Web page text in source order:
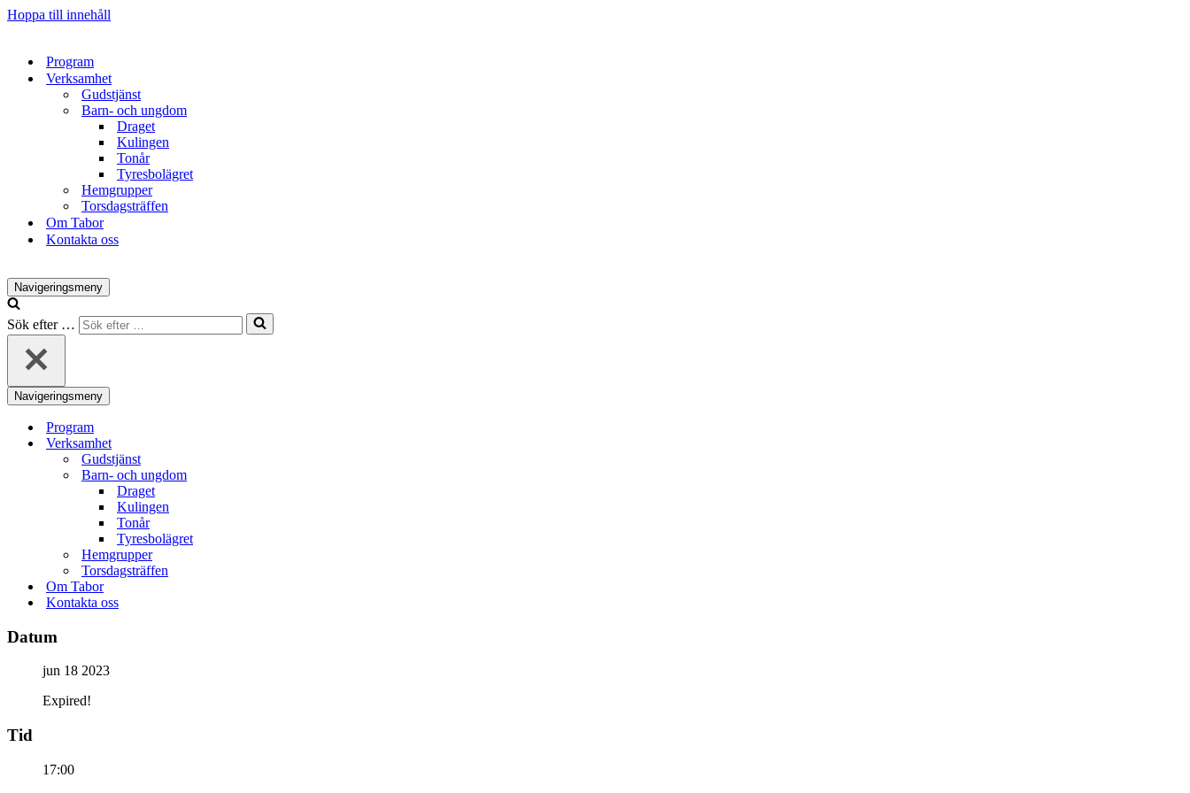
Hoppa till innehåll
Program
Verksamhet
Gudstjänst
Barn- och ungdom
Draget
Kulingen
Tonår
Tyresbolägret
Hemgrupper
Torsdagsträffen
Om Tabor
Kontakta oss
Navigeringsmeny
Sök efter …
Navigeringsmeny
Program
Verksamhet
Gudstjänst
Barn- och ungdom
Draget
Kulingen
Tonår
Tyresbolägret
Hemgrupper
Torsdagsträffen
Om Tabor
Kontakta oss
Datum
jun 18 2023
Expired!
Tid
17:00